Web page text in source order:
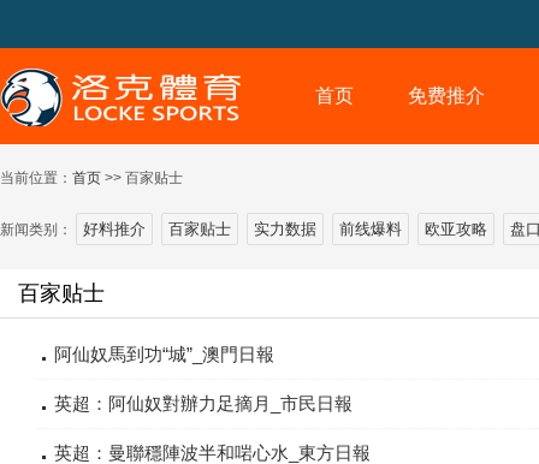
首页 免费推介
当前位置： 首页 >> 百家贴士
新闻类别： 好料推介 百家贴士 实力数据 前线爆料 欧亚攻略 盘
百家贴士
阿仙奴馬到功“城”_澳門日報
英超：阿仙奴對辦力足摘月_市民日報
英超：曼聯穩陣波半和啱心水_東方日報